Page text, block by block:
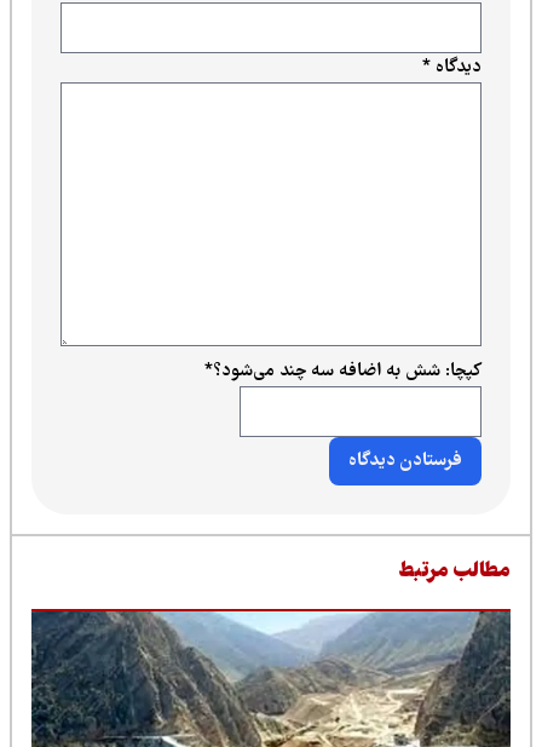
دیدگاه*
کپچا: شش به اضافه سه چند می‌شود؟*
مرتبط